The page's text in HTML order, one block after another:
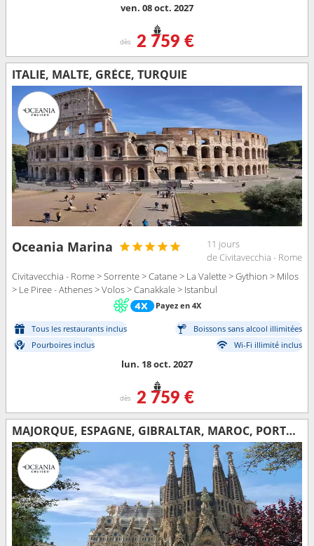
ven. 08 oct. 2027
dès 2 759 €
ITALIE, MALTE, GRÈCE, TURQUIE
Oceania Marina
11 jours
de Civitavecchia - Rome
Civitavecchia - Rome > Sorrente > Catane > La Valette > Gythion > Milos
> Le Piree - Athenes > Volos > Canakkale > Istanbul
Payez en 4X
Tous les restaurants inclus
Boissons sans alcool illimitées
Pourboires inclus
Wi-Fi illimité inclus
lun. 18 oct. 2027
dès 2 759 €
MAJORQUE, ESPAGNE, GIBRALTAR, MAROC, PORTUGAL